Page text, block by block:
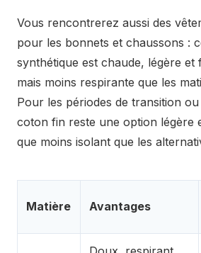
Vous rencontrerez aussi des
pour les bonnets et chaussons :
synthétique est chaude, légère et
mais moins respirante que les
Pour les périodes de transition
coton fin reste une option légère
que moins isolant que les
Matière Avantages